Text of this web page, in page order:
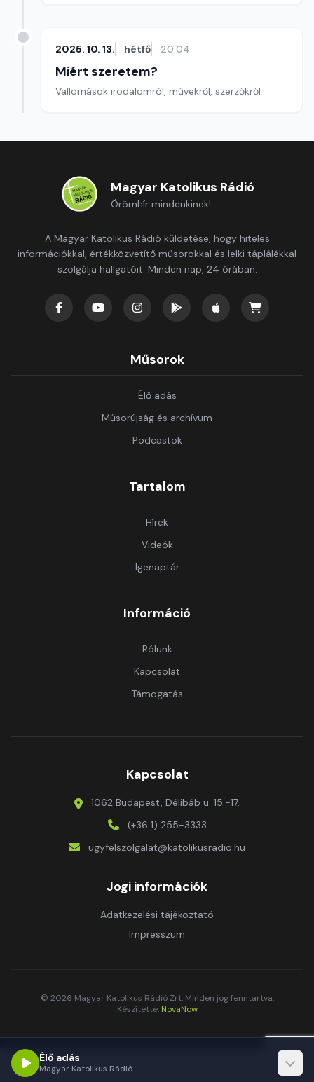
2025. 10. 13. hétfő 20:04
Miért szeretem?
Vallomások irodalomról, művekről, szerzőkről
Magyar Katolikus Rádió
Örömhír mindenkinek!
A Magyar Katolikus Rádió küldetése, hogy hiteles
információkkal, értékközvetítő műsorokkal és lelki táplálékkal
szolgálja hallgatóit. Minden nap, 24 órában.
Műsorok
Élő adás
Műsorújság és archívum
Podcastok
Tartalom
Hírek
Videók
Igenaptár
Információ
Rólunk
Kapcsolat
Támogatás
Kapcsolat
1062 Budapest, Délibáb u. 15.-17.
(+36 1) 255-3333
ugyfelszolgalat@katolikusradio.hu
Jogi információk
Adatkezelési tájékoztató
Impresszum
© 2026 Magyar Katolikus Rádió Zrt. Minden jog fenntartva.
Készítette: NovaNow
Élő adás
Magyar Katolikus Rádió